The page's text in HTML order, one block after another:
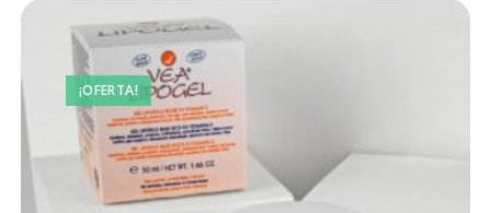
¡OFERTA!